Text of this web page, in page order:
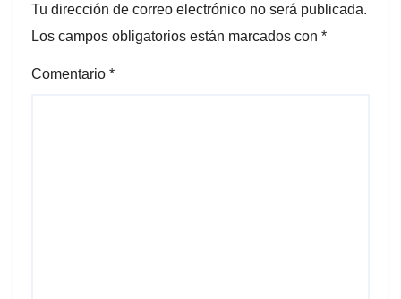
Tu dirección de correo electrónico no será publicada.
Los campos obligatorios están marcados con *
Comentario *